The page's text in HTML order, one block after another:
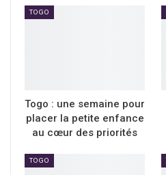
TOGO
Togo : une semaine pour
placer la petite enfance
au cœur des priorités
TOGO